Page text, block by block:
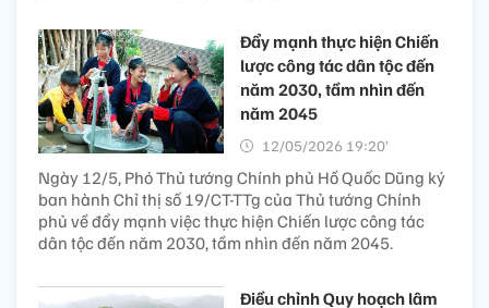
Đẩy mạnh thực hiện Chiến
lược công tác dân tộc đến
năm 2030, tầm nhìn đến
năm 2045
12/05/2026 19:20’
Ngày 12/5, Phó Thủ tướng Chính phủ Hồ Quốc Dũng ký
ban hành Chỉ thị số 19/CT-TTg của Thủ tướng Chính
phủ về đẩy mạnh việc thực hiện Chiến lược công tác
dân tộc đến năm 2030, tầm nhìn đến năm 2045.
Điều chỉnh Quy hoạch lâm